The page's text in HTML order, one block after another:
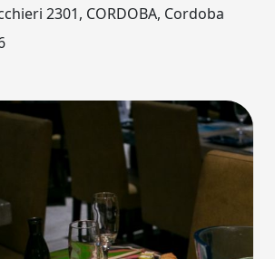
2301, CORDOBA, Cordoba